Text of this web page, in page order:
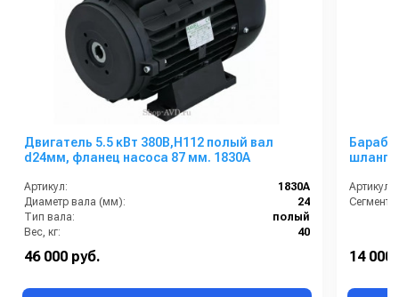
Двигатель 5.5 кВт 380B,H112 полый вал
d24мм, фланец насоса 87 мм. 1830A
Артикул:
1830A
Диаметр вала (мм):
24
Тип вала:
полый
Вес, кг:
40
Страна-производитель:
Мощность (кВт):
46 000 руб.
шланга
Артикул:
Сегмент:
14 000